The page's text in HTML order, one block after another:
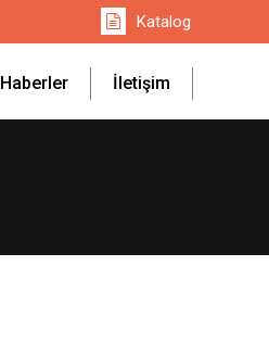
Katalog
Haberler İletişim